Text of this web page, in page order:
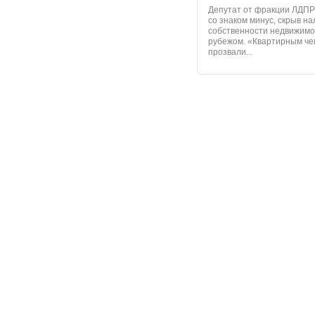
Депутат от фракции
со знаком минус, скрыв
собственности
рубежом. «Квартирным
прозвали...